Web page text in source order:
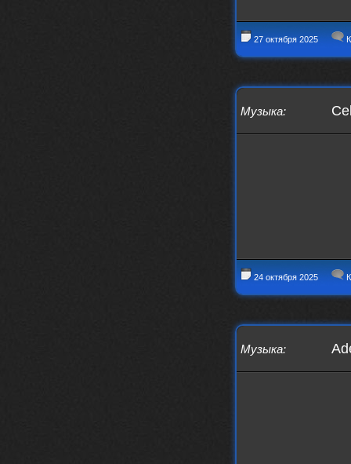
27 октября 2025
Музыка:
24 октября 2025
Музыка: